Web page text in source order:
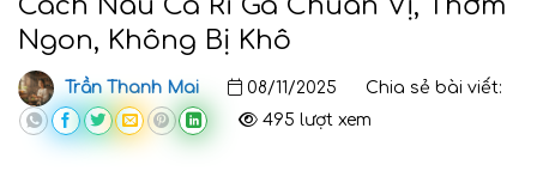
Ngon, Không Bị Khô
Trần Thanh Mai 08/11/2025
Chia sẻ bài viết:
495 lượt xem